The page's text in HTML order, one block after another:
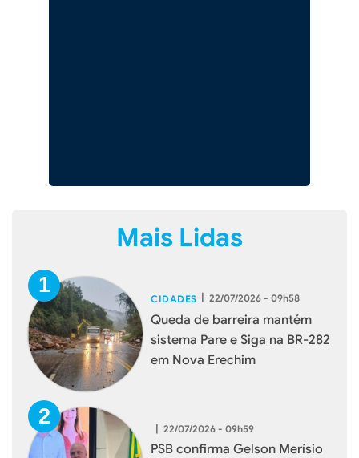
Mais Lidas
CIDADES 22/07/2026 - 09h58
Queda de barreira mantém
sistema Pare e Siga na BR-282
em Nova Erechim
| 22/07/2026 - 09h59
PSB confirma Gelson Merísio